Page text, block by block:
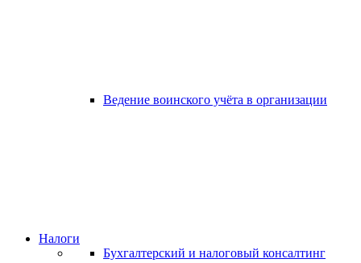
Ведение воинского учёта в организации
Налоги
Бухгалтерский и налоговый консалтинг